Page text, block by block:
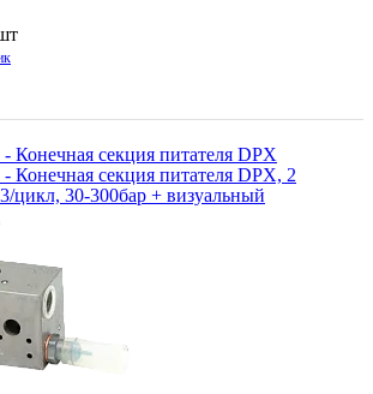
Конечная секция питателя DPX
Конечная секция питателя DPX, 2
цикл, 30-300бар + визуальный